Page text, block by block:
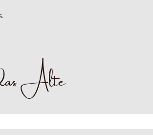
Alte